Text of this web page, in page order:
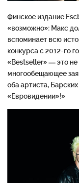
Финское издание
«возможно»: Макс
вспоминает всю
конкурса с 2012-го
«Bestseller» — это не
многообещающее
оба артиста,
«Евровидении»!»